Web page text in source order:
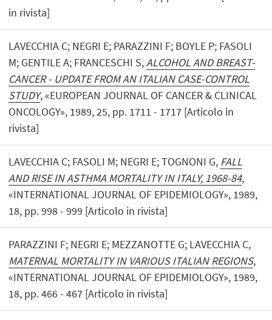
in rivista]
LAVECCHIA C; NEGRI E; PARAZZINI F; BOYLE P; FASOLI
M; GENTILE A; FRANCESCHI S,ALCOHOL AND BREAST-
CANCER - UPDATE FROM AN ITALIAN CASE-CONTROL
STUDY, «EUROPEAN JOURNAL OF CANCER & CLINICAL
ONCOLOGY», 1989, 25, pp. 1711 - 1717 [Articolo in
rivista]
LAVECCHIA C; FASOLI M; NEGRI E; TOGNONI G, FALL
AND RISE IN ASTHMA MORTALITY IN ITALY, 1968-84,
«INTERNATIONAL JOURNAL OF EPIDEMIOLOGY», 1989,
18, pp. 998 - 999 [Articolo in rivista]
PARAZZINI F; NEGRI E; MEZZANOTTE G; LAVECCHIA C,
MATERNAL MORTALITY IN VARIOUS ITALIAN REGIONS,
«INTERNATIONAL JOURNAL OF EPIDEMIOLOGY», 1989,
18, pp. 466 - 467 [Articolo in rivista]